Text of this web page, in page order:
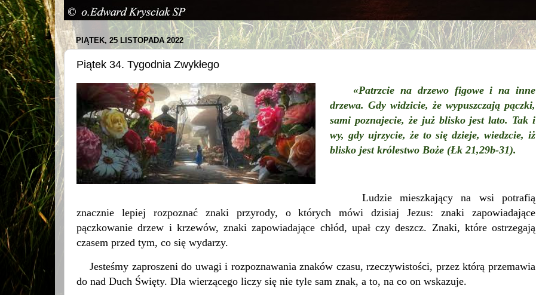
PIĄTEK, 25 LISTOPADA 2022
Piątek 34. Tygodnia Zwykłego
«Patrzcie na drzewo figowe i na inne
drzewa. Gdy widzicie, że wypuszczają pączki,
sami poznajecie, że już blisko jest lato. Tak i
wy, gdy ujrzycie, że to się dzieje, wiedzcie, iż
blisko jest królestwo Boże (Łk 21,29b-31).
Ludzie mieszkający na wsi potrafią
znacznie lepiej rozpoznać znaki przyrody, o których mówi dzisiaj Jezus: znaki zapowiadające
pączkowanie drzew i krzewów, znaki zapowiadające chłód, upał czy deszcz. Znaki, które ostrzegają
czasem przed tym, co się wydarzy.
Jesteśmy zaproszeni do uwagi i rozpoznawania znaków czasu, rzeczywistości, przez którą przemawia
do nad Duch Święty. Dla wierzącego liczy się nie tyle sam znak, a to, na co on wskazuje.